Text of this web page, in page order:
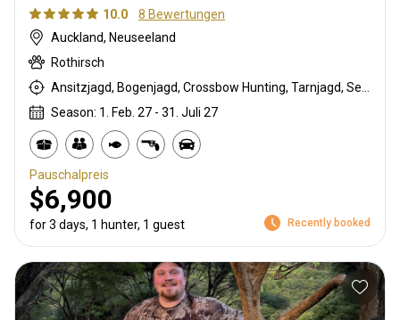
10.0
8 Bewertungen
Auckland, Neuseeland
Rothirsch
Season: 1. Feb. 27 - 31. Juli 27
Pauschalpreis
$6,900
for 3 days, 1 hunter, 1 guest Recently booked